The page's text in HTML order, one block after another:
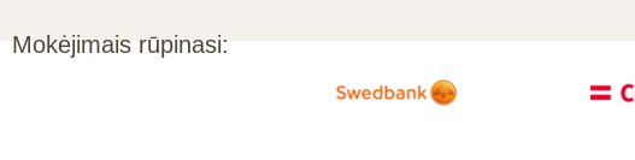
Mokėjimais rūpinasi: